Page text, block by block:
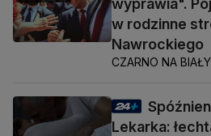
wyprawia".
w rodzinne
Nawrockiego
CZARNO NA
Lekarka: